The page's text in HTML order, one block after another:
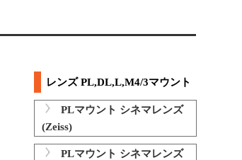
レンズ PL,DL,L,M4/3マウント
PLマウント シネマレンズ
(Zeiss)
PLマウント シネマレンズ